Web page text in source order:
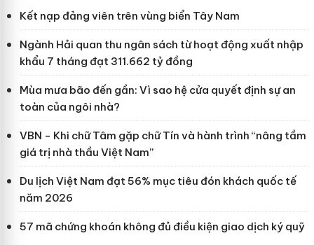
Kết nạp đảng viên trên vùng biển Tây Nam
Ngành Hải quan thu ngân sách từ hoạt động xuất nhập
khẩu 7 tháng đạt 311.662 tỷ đồng
Mùa mưa bão đến gần: Vì sao hệ cửa quyết định sự an
toàn của ngôi nhà?
VBN - Khi chữ Tâm gặp chữ Tín và hành trình “nâng tầm
giá trị nhà thầu Việt Nam”
Du lịch Việt Nam đạt 56% mục tiêu đón khách quốc tế
năm 2026
57 mã chứng khoán không đủ điều kiện giao dịch ký quỹ